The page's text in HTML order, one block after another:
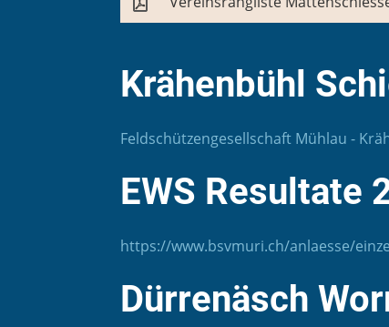
Krähenbühl
Feldschützengesellschaft Mühlau -
EWS Resultate
https://www.bsvmuri.ch/anlaesse/
Dürrenäsch